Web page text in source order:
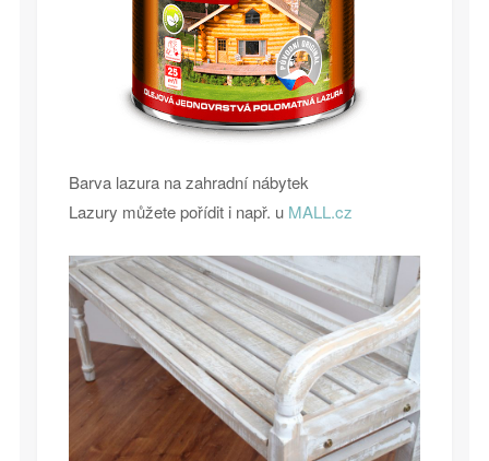
Barva lazura na zahradní nábytek
Lazury můžete pořídit i např. u MALL.cz